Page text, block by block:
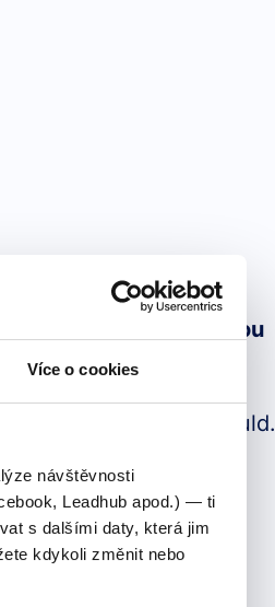
Více o cookies
návštěvnosti
Leadhub apod.) — ti
s dalšími daty, která jim
kdykoli změnit nebo
nebo hypotetickou
slovesem would.
auto.)